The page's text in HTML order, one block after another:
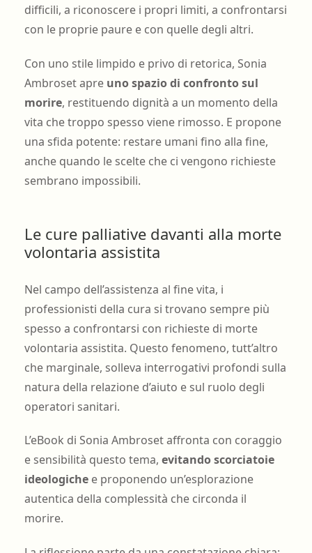
difficili, a riconoscere i propri limiti, a confrontarsi
con le proprie paure e con quelle degli altri.
Con uno stile limpido e privo di retorica, Sonia
Ambroset apre uno spazio di confronto sul
morire, restituendo dignità a un momento della
vita che troppo spesso viene rimosso. E propone
una sfida potente: restare umani fino alla fine,
anche quando le scelte che ci vengono richieste
sembrano impossibili.
Le cure palliative davanti alla morte
volontaria assistita
Nel campo dell’assistenza al fine vita, i
professionisti della cura si trovano sempre più
spesso a confrontarsi con richieste di morte
volontaria assistita. Questo fenomeno, tutt’altro
che marginale, solleva interrogativi profondi sulla
natura della relazione d’aiuto e sul ruolo degli
operatori sanitari.
L’eBook di Sonia Ambroset affronta con coraggio
e sensibilità questo tema, evitando scorciatoie
ideologichee proponendo un’esplorazione
autentica della complessità che circonda il
morire.